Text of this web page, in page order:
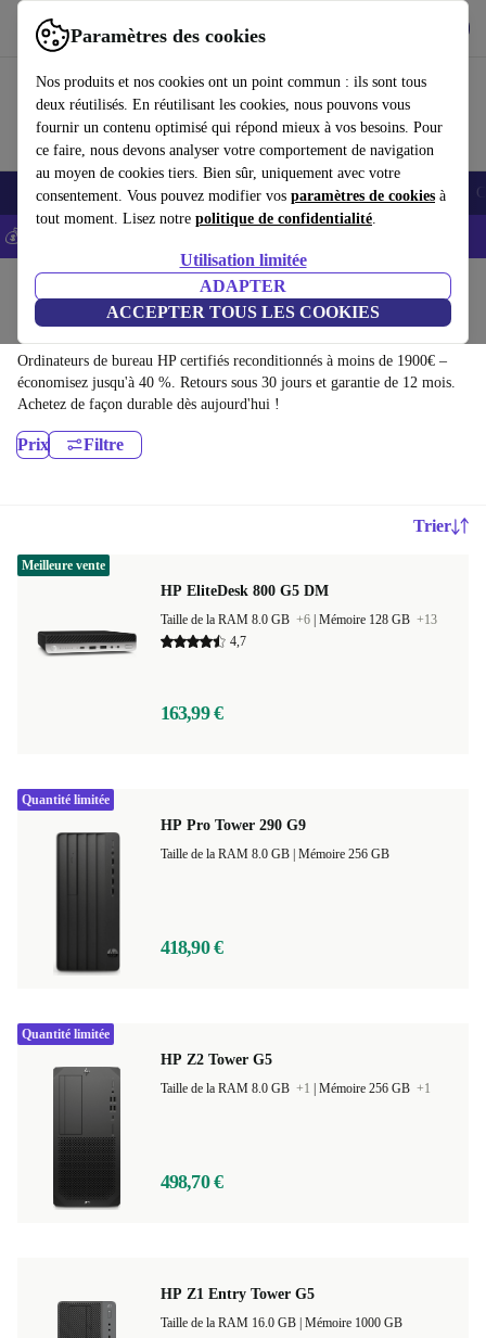
Paramètres des cookies
Nos produits et nos cookies ont un point commun : ils sont tous
deux réutilisés. En réutilisant les cookies, nous pouvons vous
fournir un contenu optimisé qui répond mieux à vos besoins. Pour
ce faire, nous devons analyser votre comportement de navigation
au moyen de cookies tiers. Bien sûr, uniquement avec votre
consentement. Vous pouvez modifier vos paramètres de cookies à
tout moment. Lisez notre politique de confidentialité.
Utilisation limitée
ADAPTER
ACCEPTER TOUS LES COOKIES
Utilisez refurbed rapidement et facilement
Smartphones Laptops Tablettes Montres connectées Accessoires
💰-5% EXTRA sur les iPhones – Code: IPHONEDEAL -
Ordinateurs de bureau
Ordinateurs de bureau HP:
Ordinateurs de bureau HP certifiés reconditionnés à moins de 1900€ –
économisez jusqu'à 40 %. Retours sous 30 jours et garantie de 12 mois.
Achetez de façon durable dès aujourd'hui !
Prix Filtre
Trier
HP EliteDesk 800 G5 DM
Taille de la RAM 8.0 GB +6 Mémoire 128 GB +13
4,7
163,99 €
Meilleure vente
HP Pro Tower 290 G9
Mémoire 256 GB
418,90 €
Quantité limitée
HP Z2 Tower G5
Taille de la RAM 8.0 GB +1 Mémoire 256 GB +1
498,70 €
Quantité limitée
HP Z1 Entry Tower G5
Mémoire 1000 GB